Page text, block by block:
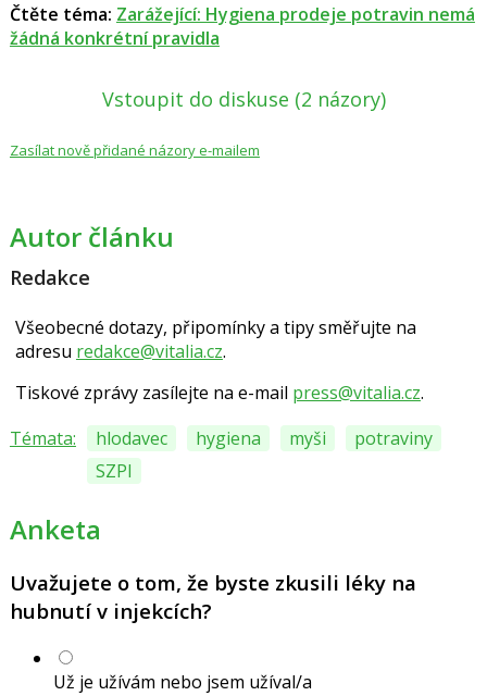
Čtěte téma: Zarážející: Hygiena prodeje potravin nemá
žádná konkrétní pravidla
Vstoupit do diskuse (2 názory)
Zasílat nově přidané názory e-mailem
Autor článku
Redakce
Všeobecné dotazy, připomínky a tipy směřujte na
adresu redakce@vitalia.cz.
Tiskové zprávy zasílejte na e-mail press@vitalia.cz.
Témata:
hlodavec hygiena myši
potraviny
SZPI
Anketa
Uvažujete o tom, že byste zkusili léky na
hubnutí v injekcích?
Už je užívám nebo jsem užíval/a